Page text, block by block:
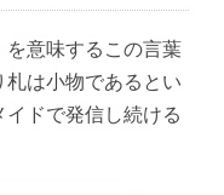
意味するこの言葉
は小物であるとい
ドで発信し続ける